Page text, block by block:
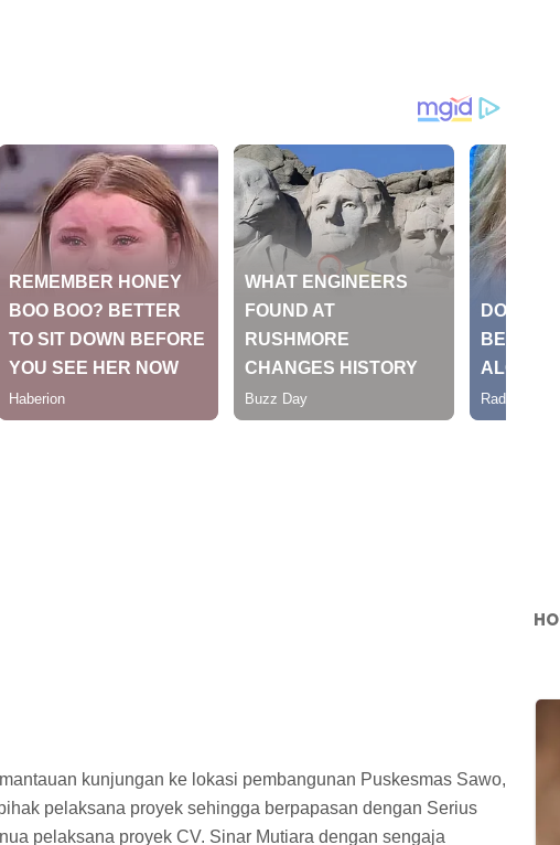
kunjungan ke lokasi pembangunan Puskesmas Sawo,
pelaksana proyek sehingga berpapasan dengan Serius
pelaksana proyek CV. Sinar Mutiara dengan sengaja